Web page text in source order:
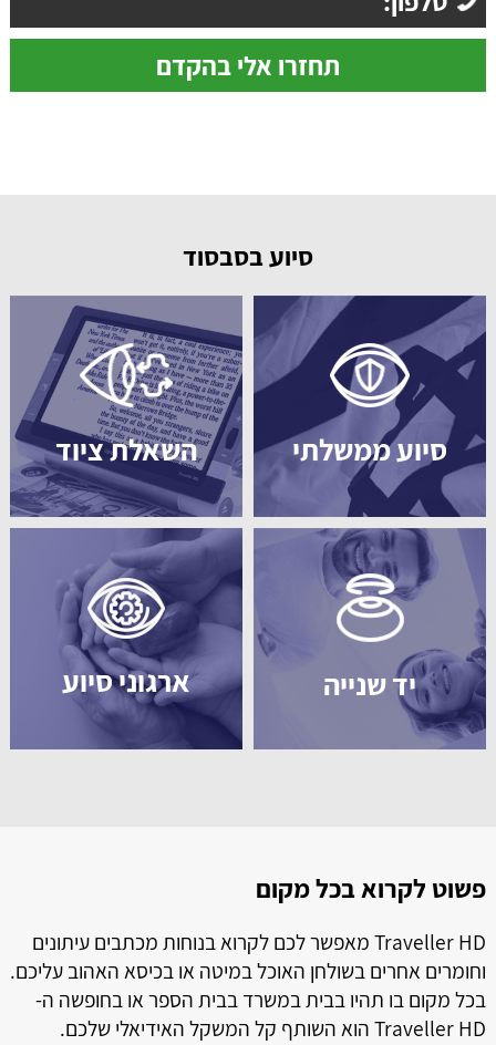
סיוע בסבסוד
סיוע ממשלתי השאלת ציוד
יד שנייה ארגוני סיוע
פשוט לקרוא בכל מקום
Traveller HD מאפשר לכם לקרוא בנוחות מכתבים עיתונים
וחומרים אחרים בשולחן האוכל במיטה או בכיסא האהוב עליכם.
בכל מקום בו תהיו בבית במשרד בבית הספר או בחופשה ה-
Traveller HD הוא השותף קל המשקל האידיאלי שלכם.